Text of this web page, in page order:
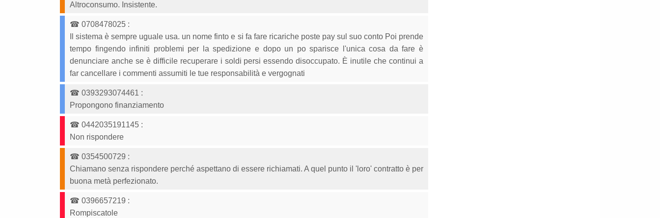
Altroconsumo. Insistente.
☎ 0708478025 :
Il sistema è sempre uguale usa. un nome finto e si fa fare ricariche poste pay sul suo conto Poi prende
tempo fingendo infiniti problemi per la spedizione e dopo un po sparisce l'unica cosa da fare è
denunciare anche se è difficile recuperare i soldi persi essendo disoccupato. È inutile che continui a
far cancellare i commenti assumiti le tue responsabilità e vergognati
☎ 0393293074461 :
Propongono finanziamento
☎ 0442035191145 :
Non rispondere
☎ 0354500729 :
Chiamano senza rispondere perché aspettano di essere richiamati. A quel punto il 'loro' contratto è per
buona metà perfezionato.
☎ 0396657219 :
Rompiscatole